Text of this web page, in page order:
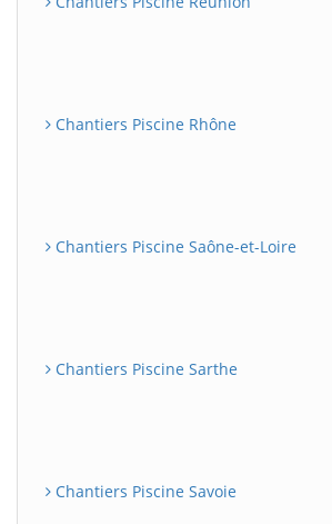
Chantiers Piscine Rhône
Chantiers Piscine Saône-et-Loire
Chantiers Piscine Sarthe
Chantiers Piscine Savoie